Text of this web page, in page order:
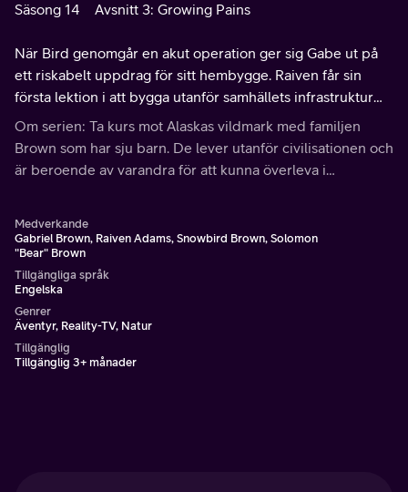
Säsong 14 Avsnitt 3: Growing Pains
När Bird genomgår en akut operation ger sig Gabe ut på
ett riskabelt uppdrag för sitt hembygge. Raiven får sin
första lektion i att bygga utanför samhällets infrastruktur
med Bear.
Om serien: Ta kurs mot Alaskas vildmark med familjen
Brown som har sju barn. De lever utanför civilisationen och
är beroende av varandra för att kunna överleva i
Medverkande
Gabriel Brown, Raiven Adams, Snowbird Brown, Solomon
"Bear" Brown
Tillgängliga språk
Engelska
Genrer
Äventyr, Reality-TV, Natur
Tillgänglig
Tillgänglig 3+ månader